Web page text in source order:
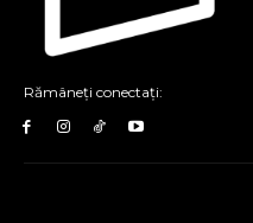
Rămâneți conectați: